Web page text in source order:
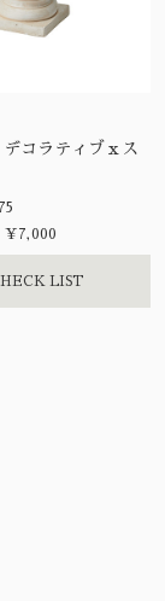
コラティブｘス
H75
¥7,000
LIST